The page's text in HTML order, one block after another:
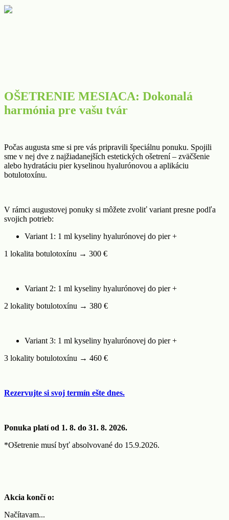
OŠETRENIE MESIACA: Dokonalá
harmónia pre vašu tvár
Počas augusta sme si pre vás pripravili špeciálnu ponuku. Spojili
sme v nej dve z najžiadanejších estetických ošetrení – zväčšenie
alebo hydratáciu pier kyselinou hyalurónovou a aplikáciu
botulotoxínu.
V rámci augustovej ponuky si môžete zvoliť variant presne podľa
svojich potrieb:
Variant 1: 1 ml kyseliny hyalurónovej do pier +
1 lokalita botulotoxínu → 300 €
Variant 2: 1 ml kyseliny hyalurónovej do pier +
2 lokality botulotoxínu → 380 €
Variant 3: 1 ml kyseliny hyalurónovej do pier +
3 lokality botulotoxínu → 460 €
Rezervujte si svoj termín ešte dnes.
Ponuka platí od 1. 8. do 31. 8. 2026.
*Ošetrenie musí byť absolvované do 15.9.2026.
Akcia končí o:
Načítavam...